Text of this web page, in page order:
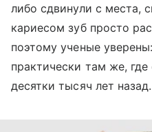
либо сдвинули с места,
кариесом зуб просто
поэтому ученые
практически там же, где
десятки тысяч лет назад.